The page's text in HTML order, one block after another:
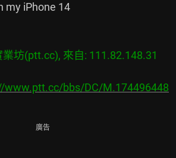
my iPhone 14
坊(ptt.cc), 來自: 111.82.148.31
www.ptt.cc/bbs/DC/M.174496448
廣告